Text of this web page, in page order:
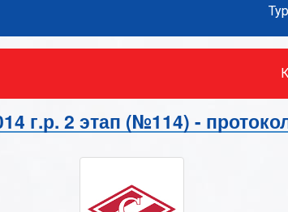
П
Т
Ф
П
Т
г.р. 2 этап (№114) -